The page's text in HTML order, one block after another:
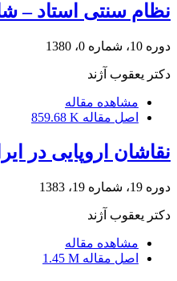
نظام سنتی استاد –
دوره 10، شماره 0، 1380
دکتر یعقوب آژند
مشاهده مقاله
اصل مقاله 859.68 K
نقاشان اروپایی در
دوره 19، شماره 19، 1383
دکتر یعقوب آژند
مشاهده مقاله
اصل مقاله 1.45 M